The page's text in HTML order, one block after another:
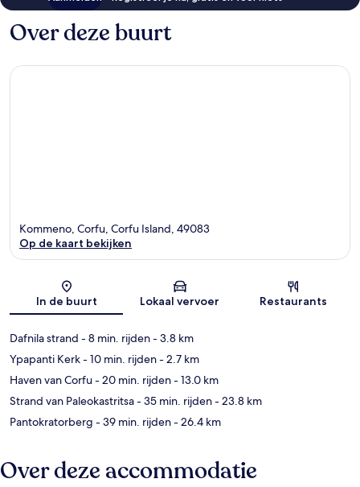
Over deze buurt
Kaart
Kommeno, Corfu, Corfu Island, 49083
Op de kaart bekijken
In de buurt Lokaal vervoer Restaurants
Dafnila strand - 8 min. rijden- 3.8 km
Ypapanti Kerk- 10 min. rijden- 2.7 km
Haven van Corfu- 20 min. rijden- 13.0 km
Strand van Paleokastritsa- 35 min. rijden- 23.8 km
Pantokratorberg - 39 min. rijden- 26.4 km
Over deze accommodatie